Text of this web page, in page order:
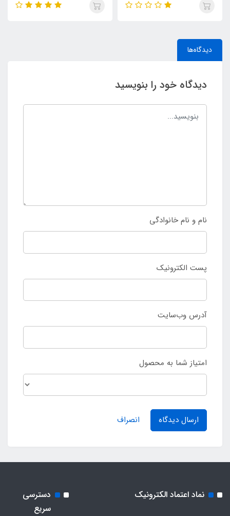
دیدگاه‌ها
دیدگاه خود را بنویسید
نام و نام خانوادگی
پست الکترونیک
آدرس وب‌سایت
امتیاز شما به محصول
ارسال دیدگاه انصراف
نماد اعتماد الکترونیک
دسترسی
سریع